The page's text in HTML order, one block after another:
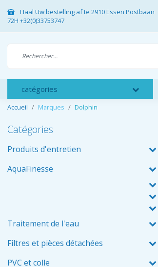
Haal Uw bestelling af te 2910 Essen Postbaan
72H +32(0)33753747
catégories
Accueil Marques Dolphin
Catégories
Produits d'entretien
AquaFinesse
Traitement de l'eau
Filtres et pièces détachées
PVC et colle